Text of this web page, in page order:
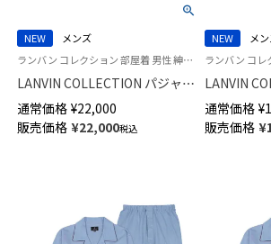
NEW
メンズ
ランバン コレクション 部屋着 男性 紳士 ラウンジウェア
LANVIN COLLECTION パジャマ
上下セット 【LLサイズ】 綿100%
スムースバーズアイ 先染めバー
ズアイスムース 長袖 長丈パン
通常価格 ¥22,000
販売価格 ¥22,000税込
NEW
メ
LANVIN
上下セット
100% 先染
イ 長袖 長
通常価格 ¥
販売価格 ¥